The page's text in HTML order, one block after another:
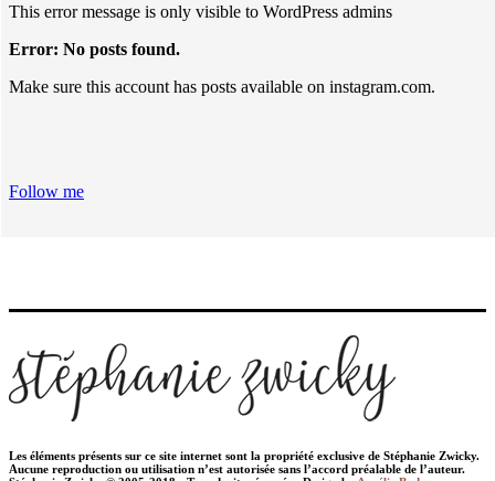
This error message is only visible to WordPress admins
Error: No posts found.
Make sure this account has posts available on instagram.com.
Follow me
Les éléments présents sur ce site internet sont la propriété exclusive de Stéphanie Zwicky.
Aucune reproduction ou utilisation n’est autorisée sans l’accord préalable de l’auteur.